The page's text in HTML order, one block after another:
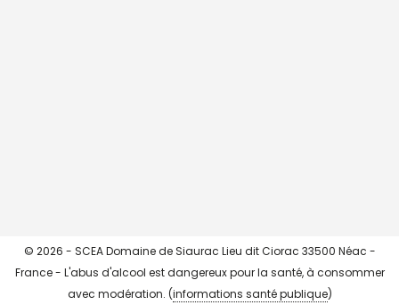
© 2026 - SCEA Domaine de Siaurac Lieu dit Ciorac 33500 Néac -
France - L'abus d'alcool est dangereux pour la santé, à consommer
avec modération. (informations santé publique)